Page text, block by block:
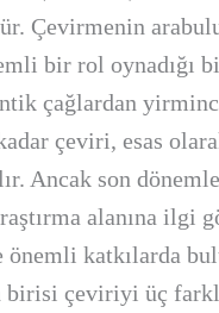
Çevirmenin
bir rol oynadığı
çağlardan
çeviri, esas
Ancak son
alanına ilgi
katkılarda
birisi çeviriyi üç